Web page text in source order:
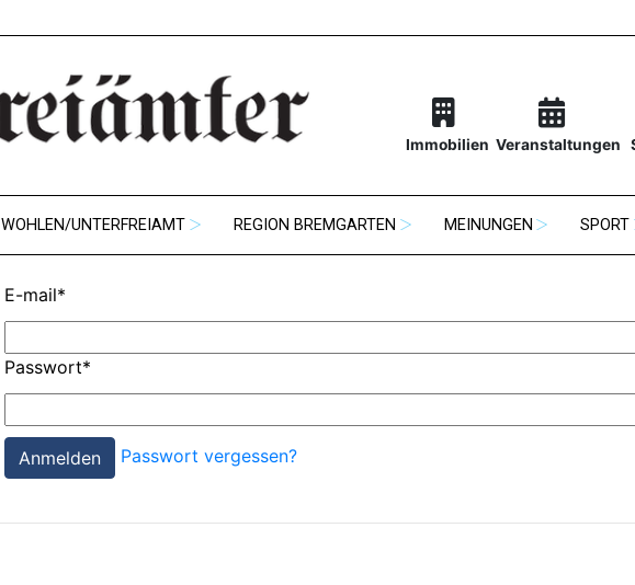
Immobilien Veranstaltungen
WOHLEN/UNTERFREIAMT REGION BREMGARTEN MEINUNGEN SPORT
E-mail*
Passwort*
Passwort vergessen?